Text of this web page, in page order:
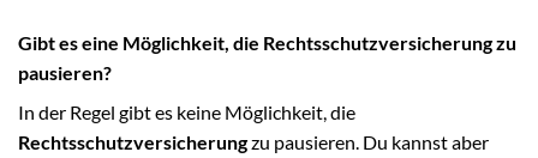
Gibt es eine Möglichkeit, die Rechtsschutzversicherung zu
pausieren?
In der Regel gibt es keine Möglichkeit, die
Rechtsschutzversicherungzu pausieren. Du kannst aber